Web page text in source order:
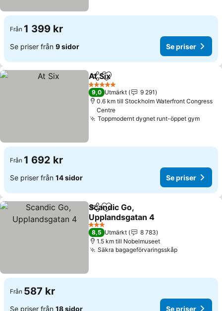
Från 1 399 kr
Se priser från 9 sidor Se priser
Dela Lägg till i Mina Favoriter
At Six
5 Stjärnor
9,0 Utmärkt
9 291
0.6 km till Stockholm Waterfront Congress
Centre
Toppmodernt dygnet runt-öppet gym
Från 1 692 kr
Se priser från 14 sidor Se priser
Dela Lägg till i Mina Favoriter
Scandic Go,
Upplandsgatan 4
3 Stjärnor
8,5 Utmärkt
8 783
1.5 km till Nobelmuseet
Säkra bagageförvaringsskåp
Från 587 kr
Se priser från 18 sidor Se priser